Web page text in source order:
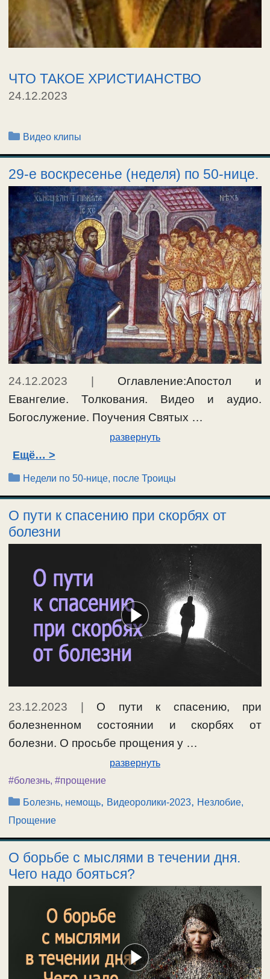
ЧТО ТАКОЕ ХРИСТИАНСТВО
24.12.2023
Рубрики
Видео клипы
29-е воскресенье (неделя) по 50-нице.
24.12.2023
Оглавление:Апостол и
Евангелие. Толкования. Видео и аудио.
Богослужение. Поучения Святых …
развернуть
Ещё…
Рубрики
Недели по 50-нице, после Троицы
О пути к спасению при скорбях от
болезни
23.12.2023
О пути к спасению, при
болезненном состоянии и скорбях от
болезни. О просьбе прощения у …
развернуть
#болезнь, #прощение
Рубрики
Болезнь, немощь, Видеоролики-2023, Незлобие,
Прощение
О борьбе с мыслями в течении дня.
Чего надо бояться?